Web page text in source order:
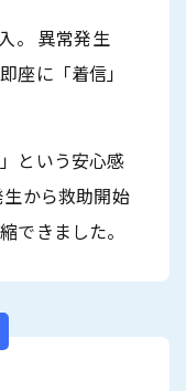
。 異常発生
座に「着信」
という安心感
から救助開始
できました。